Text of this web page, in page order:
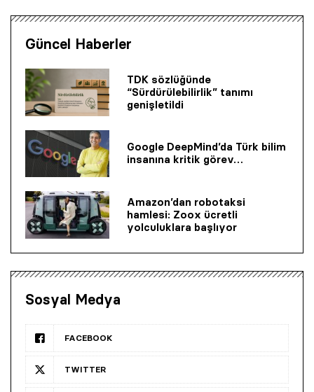
Güncel Haberler
TDK sözlüğünde
“Sürdürülebilirlik” tanımı
genişletildi
Google DeepMind’da Türk bilim
insanına kritik görev…
Amazon’dan robotaksi
hamlesi: Zoox ücretli
yolculuklara başlıyor
Sosyal Medya
FACEBOOK
TWITTER
© 2001 Rota Yayın Yapım Tanıtım Tic. Ltd. Şti. Bu Sitede Bulunan
kodlanmıştır.